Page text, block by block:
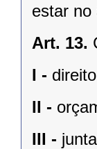
estar no
Art. 13.
I -
II -
III -